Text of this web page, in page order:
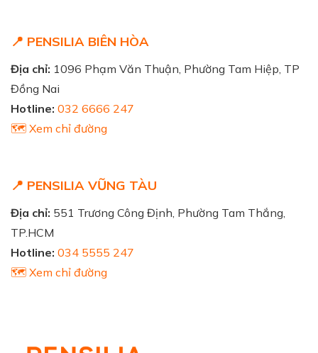
📍 PENSILIA BIÊN HÒA
Địa chỉ: 1096 Phạm Văn Thuận, Phường Tam Hiệp, TP
Đồng Nai
Hotline: 032 6666 247
🗺️ Xem chỉ đường
📍 PENSILIA VŨNG TÀU
Địa chỉ: 551 Trương Công Định, Phường Tam Thắng,
TP.HCM
Hotline: 034 5555 247
🗺️ Xem chỉ đường